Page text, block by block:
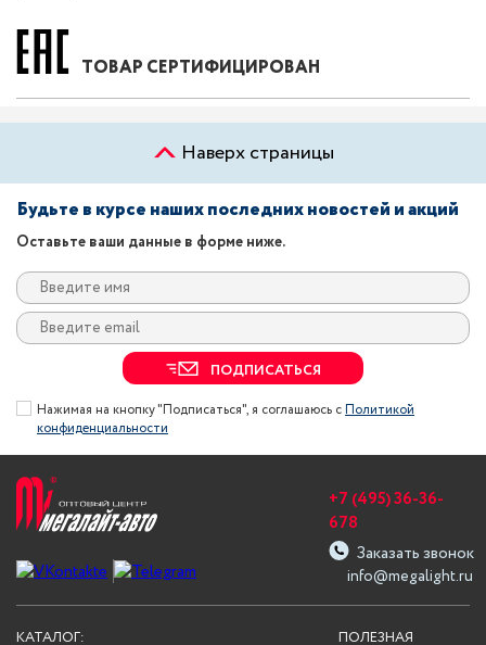
ТОВАР СЕРТИФИЦИРОВАН
Наверх страницы
Будьте в курсе наших последних новостей и акций
Оставьте ваши данные в форме ниже.
ПОДПИСАТЬСЯ
Нажимая на кнопку "Подписаться", я соглашаюсь сПолитикой
конфиденциальности
info@megalight.ru
+7 (495) 36-36-
678
Заказать звонок
ПОЛЕЗНАЯ
КАТАЛОГ: